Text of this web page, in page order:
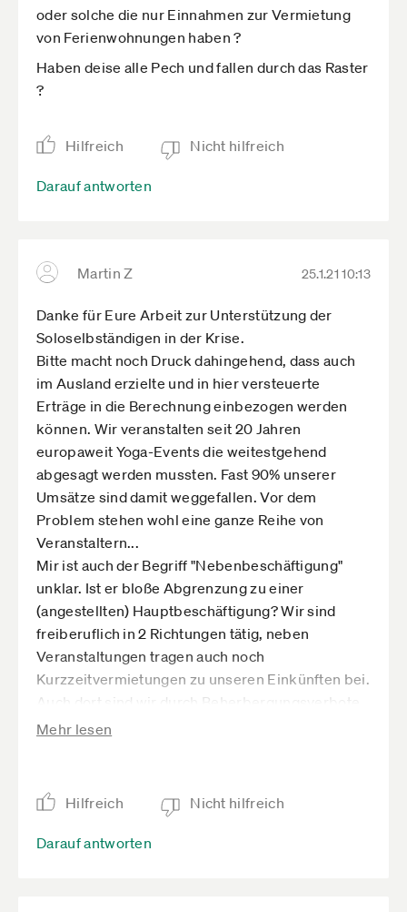
oder solche die nur Einnahmen zur Vermietung
von Ferienwohnungen haben ?
Haben deise alle Pech und fallen durch das Raster
?
Hilfreich Nicht hilfreich
Darauf antworten
Martin Z 25.1.21 10:13
Danke für Eure Arbeit zur Unterstützung der
Soloselbständigen in der Krise.
Bitte macht noch Druck dahingehend, dass auch
im Ausland erzielte und in hier versteuerte
Erträge in die Berechnung einbezogen werden
können. Wir veranstalten seit 20 Jahren
europaweit Yoga-Events die weitestgehend
abgesagt werden mussten. Fast 90% unserer
Umsätze sind damit weggefallen. Vor dem
Problem stehen wohl eine ganze Reihe von
Veranstaltern...
Mir ist auch der Begriff "Nebenbeschäftigung"
unklar. Ist er bloße Abgrenzung zu einer
(angestellten) Hauptbeschäftigung? Wir sind
freiberuflich in 2 Richtungen tätig, neben
Veranstaltungen tragen auch noch
Kurzzeitvermietungen zu unseren Einkünften bei.
Auch dort sind wir durch Beherbergungsverbote
erheblich betroffen. Müssen wir abschichten?
Schleierhaft sind mir auch noch
Verdienstausfallansprüche aus dem
Infektionsschutzgesetz für Soloselbständige,
Mehr lesen
Hilfreich Nicht hilfreich
Darauf antworten